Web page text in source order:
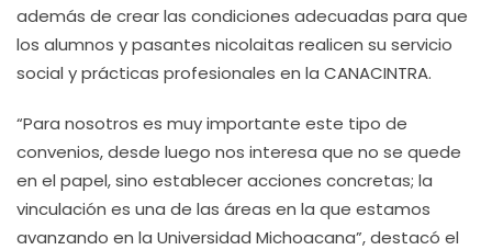
además de crear las condiciones adecuadas para que
los alumnos y pasantes nicolaitas realicen su servicio
social y prácticas profesionales en la CANACINTRA.
“Para nosotros es muy importante este tipo de
convenios, desde luego nos interesa que no se quede
en el papel, sino establecer acciones concretas; la
vinculación es una de las áreas en la que estamos
avanzando en la Universidad Michoacana”, destacó el